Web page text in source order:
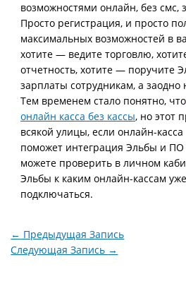
возможностями онлайн, без смс,
Просто регистрация, и просто
максимальных возможностей в
хотите — ведите торговлю,
отчетность, хотите — поручите
зарплаты сотрудникам, а заодно
Тем временем стало понятно,
онлайн касса без кассы, но этот
всякой улицы, если онлайн-
поможет интеграция Эльбы и ПО
можете проверить в личном
Эльбы к каким онлайн-кассам
подключаться.
← Предыдущая Запись
Следующая Запись →